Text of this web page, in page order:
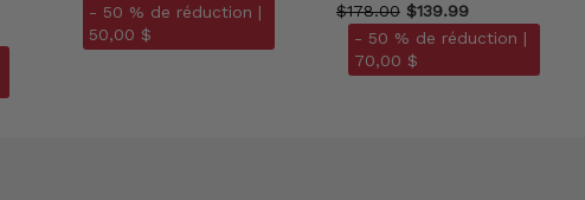
- 50 % de réduction |
50,00 $
$178.00 $139.99
- 50 % de réduction |
70,00 $